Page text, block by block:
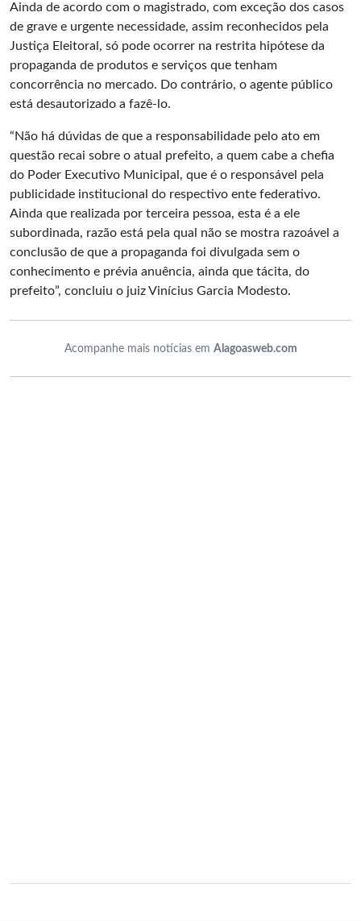
Ainda de acordo com o magistrado, com exceção dos casos
de grave e urgente necessidade, assim reconhecidos pela
Justiça Eleitoral, só pode ocorrer na restrita hipótese da
propaganda de produtos e serviços que tenham
concorrência no mercado. Do contrário, o agente público
está desautorizado a fazê-lo.
“Não há dúvidas de que a responsabilidade pelo ato em
questão recai sobre o atual prefeito, a quem cabe a chefia
do Poder Executivo Municipal, que é o responsável pela
publicidade institucional do respectivo ente federativo.
Ainda que realizada por terceira pessoa, esta é a ele
subordinada, razão está pela qual não se mostra razoável a
conclusão de que a propaganda foi divulgada sem o
conhecimento e prévia anuência, ainda que tácita, do
prefeito”, concluiu o juiz Vinícius Garcia Modesto.
Acompanhe mais notícias em Alagoasweb.com